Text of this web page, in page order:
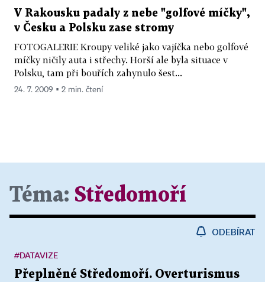
V Rakousku padaly z nebe "golfové míčky",
v Česku a Polsku zase stromy
FOTOGALERIE Kroupy veliké jako vajíčka nebo golfové
míčky ničily auta i střechy. Horší ale byla situace v
Polsku, tam při bouřích zahynulo šest...
24. 7. 2009 ▪ 2 min. čtení
Téma: Středomoří
ODEBÍRAT
Přeplněné Středomoří. Overturismus
#DATAVIZE